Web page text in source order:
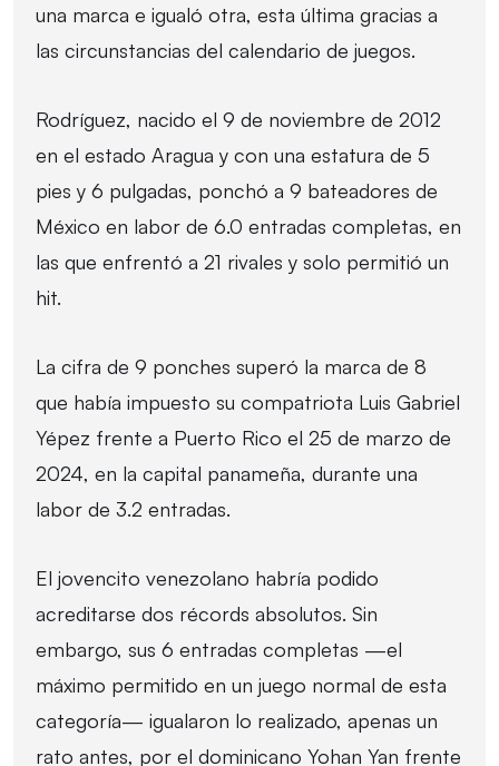
una marca e igualó otra, esta última gracias a
las circunstancias del calendario de juegos.
Rodríguez, nacido el 9 de noviembre de 2012
en el estado Aragua y con una estatura de 5
pies y 6 pulgadas, ponchó a 9 bateadores de
México en labor de 6.0 entradas completas, en
las que enfrentó a 21 rivales y solo permitió un
hit.
La cifra de 9 ponches superó la marca de 8
que había impuesto su compatriota Luis Gabriel
Yépez frente a Puerto Rico el 25 de marzo de
2024, en la capital panameña, durante una
labor de 3.2 entradas.
El jovencito venezolano habría podido
acreditarse dos récords absolutos. Sin
embargo, sus 6 entradas completas —el
máximo permitido en un juego normal de esta
categoría— igualaron lo realizado, apenas un
rato antes, por el dominicano Yohan Yan frente